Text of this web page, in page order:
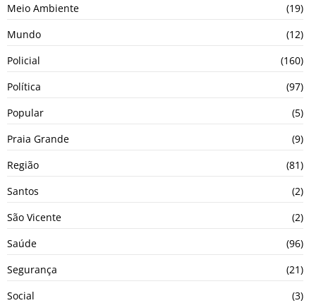
Meio Ambiente
(19)
Mundo
(12)
Policial
(160)
Política
(97)
Popular
(5)
Praia Grande
(9)
Região
(81)
Santos
(2)
São Vicente
(2)
Saúde
(96)
Segurança
(21)
Social
(3)